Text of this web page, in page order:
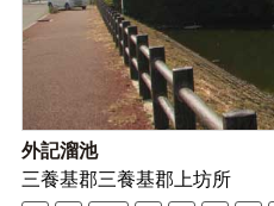
外記溜池
三養基郡三養基郡上坊所